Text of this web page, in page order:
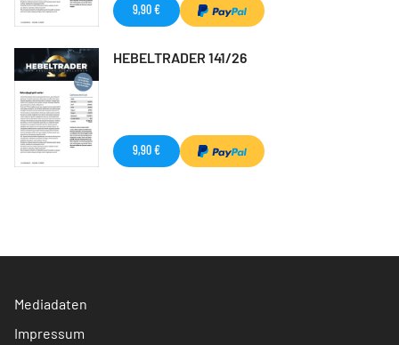
9,90 €
HEBELTRADER 141/26
9,90 €
Mediadaten
Impressum